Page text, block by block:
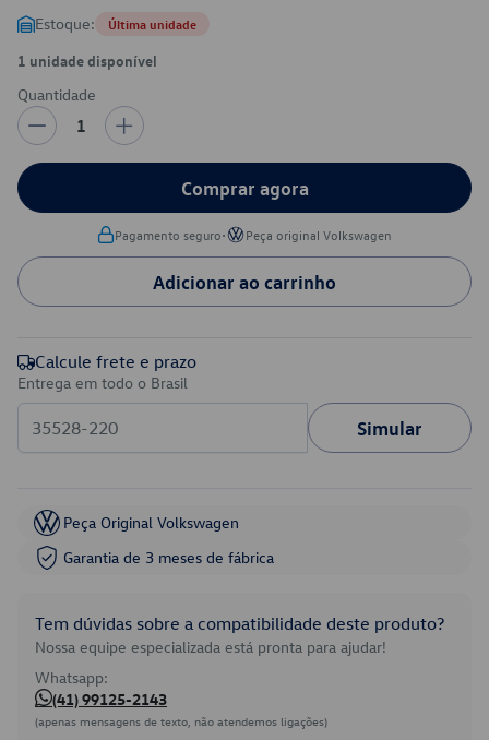
Estoque: Última unidade
1 unidade disponível
Quantidade
1
Comprar agora
Pagamento seguro• Peça original Volkswagen
Adicionar ao carrinho
Calcule frete e prazo
Entrega em todo o Brasil
Simular
Peça Original Volkswagen
Garantia de 3 meses de fábrica
Tem dúvidas sobre a compatibilidade deste produto?
Nossa equipe especializada está pronta para ajudar!
Whatsapp:
(41) 99125-2143
(apenas mensagens de texto, não atendemos ligações)